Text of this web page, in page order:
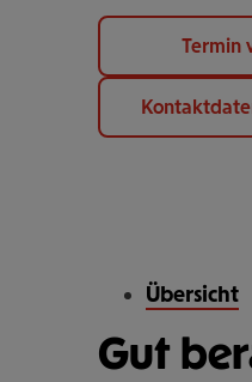
Termin
Übersicht
Gut